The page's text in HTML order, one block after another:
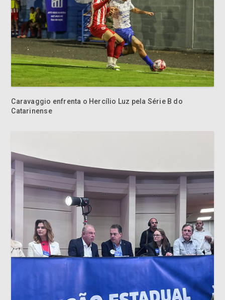
Caravaggio enfrenta o Hercílio Luz pela Série B do
Catarinense